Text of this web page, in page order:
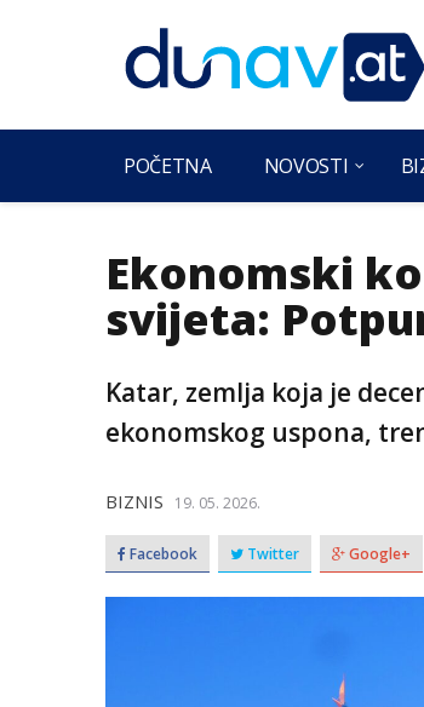
POČETNA NOVOSTI
Ekonomski
svijeta:
Katar, zemlja koja je
ekonomskog uspona,
BIZNIS 19. 05. 2026.
Facebook Twitter Google+